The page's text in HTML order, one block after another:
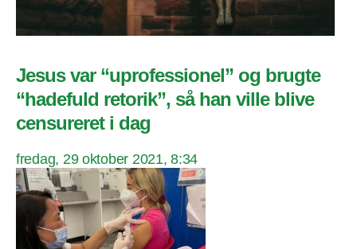
Jesus var “uprofessionel” og brugte
“hadefuld retorik”, så han ville blive
censureret i dag
fredag, 29 oktober 2021, 8:34